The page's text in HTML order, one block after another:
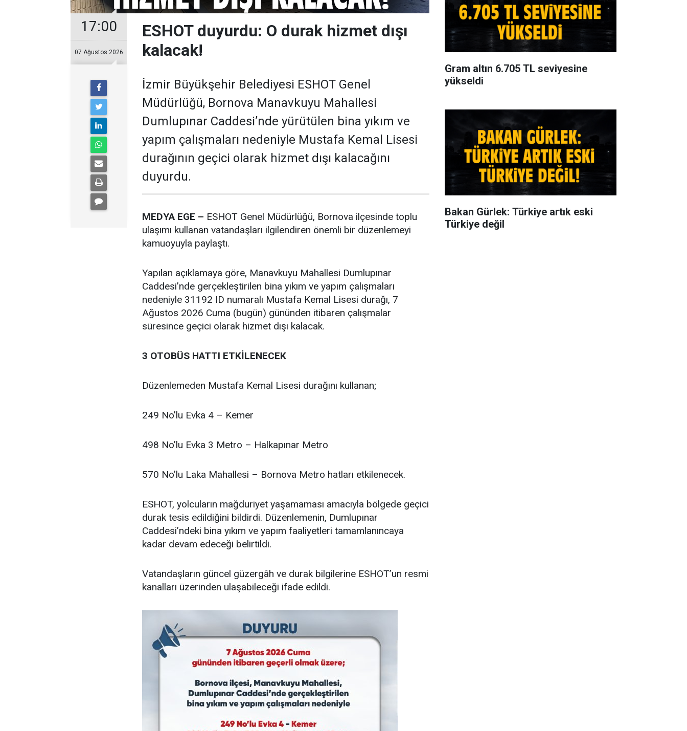
17:00
07 Ağustos 2026
ESHOT duyurdu: O durak hizmet dışı
kalacak!
İzmir Büyükşehir Belediyesi ESHOT Genel
Müdürlüğü, Bornova Manavkuyu Mahallesi
Dumlupınar Caddesi’nde yürütülen bina yıkım ve
yapım çalışmaları nedeniyle Mustafa Kemal Lisesi
durağının geçici olarak hizmet dışı kalacağını
duyurdu.
MEDYA EGE – ESHOT Genel Müdürlüğü, Bornova ilçesinde toplu
ulaşımı kullanan vatandaşları ilgilendiren önemli bir düzenlemeyi
kamuoyuyla paylaştı.
Yapılan açıklamaya göre, Manavkuyu Mahallesi Dumlupınar
Caddesi’nde gerçekleştirilen bina yıkım ve yapım çalışmaları
nedeniyle 31192 ID numaralı Mustafa Kemal Lisesi durağı, 7
Ağustos 2026 Cuma (bugün) gününden itibaren çalışmalar
süresince geçici olarak hizmet dışı kalacak.
3 OTOBÜS HATTI ETKİLENECEK
Düzenlemeden Mustafa Kemal Lisesi durağını kullanan;
249 No’lu Evka 4 – Kemer
498 No’lu Evka 3 Metro – Halkapınar Metro
570 No’lu Laka Mahallesi – Bornova Metro hatları etkilenecek.
ESHOT, yolcuların mağduriyet yaşamaması amacıyla bölgede geçici
durak tesis edildiğini bildirdi. Düzenlemenin, Dumlupınar
Caddesi’ndeki bina yıkım ve yapım faaliyetleri tamamlanıncaya
kadar devam edeceği belirtildi.
Vatandaşların güncel güzergâh ve durak bilgilerine ESHOT’un resmi
kanalları üzerinden ulaşabileceği ifade edildi.
Gram altın 6.705 TL seviyesine
yükseldi
Bakan Gürlek: Türkiye artık eski
Türkiye değil